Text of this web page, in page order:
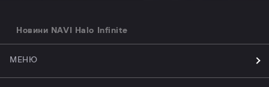
Новини NAVI Halo Infinite
МЕНЮ